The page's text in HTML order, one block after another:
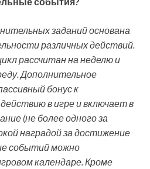
заданий основана
различных действий.
рассчитан на неделю и
Дополнительное
бонус к
в игре и включает в
(не более одного за
наградой за достижение
событий можно
календаре. Кроме